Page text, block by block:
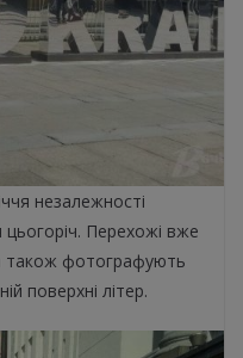
незалежності
цьогоріч. Перехожі вже
також фотографують
поверхні літер.